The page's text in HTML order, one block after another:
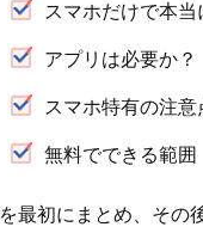
スマホだけで本
アプリは必要か？
スマホ特有の注意
無料でできる範囲
を最初にまとめ、その